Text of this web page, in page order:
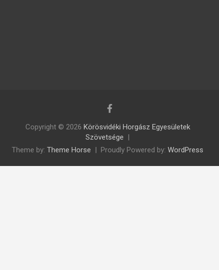
Copyright © 2026 Körösvidéki Horgász Egyesületek
Szövetsége
Theme by: Theme Horse Proudly Powered by: WordPress